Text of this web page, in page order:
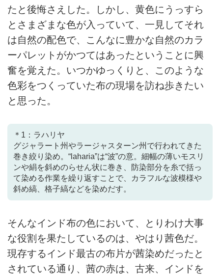
たと後悔さえした。しかし、黄色にうっすら
とさまざまな色が入っていて、一見してそれ
は自然の配色で、こんなに豊かな自然のカラ
ーパレットがかつてはあったということに興
奮を覚えた。いつかゆっくりと、このような
色彩をつくっていた布の現場を訪ね歩きたい
と思った。
＊1：ラハリヤ
グジャラート州やラージャスターン州で行われてきた
巻き絞り染め。“laharia”は“波”の意。細幅の薄いモスリ
ンや絹を斜めのらせん状に巻き、防染部分を糸で括っ
て染める作業を繰り返すことで、カラフルな波模様や
斜め縞、格子縞などを染めだす。
そんなインド布の色において、とりわけ大事
な役割を果たしているのは、やはり茜色だ。
現存するインド最古の布片が茜染めだったと
されている通り、茜の赤は、古来、インドを